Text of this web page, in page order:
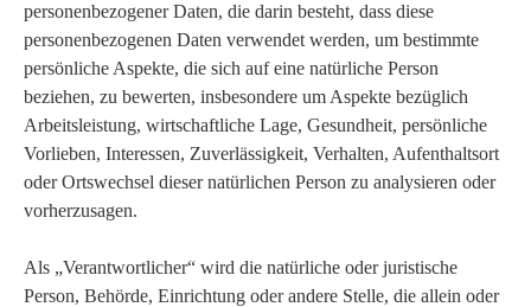
personenbezogener Daten, die darin besteht, dass diese
personenbezogenen Daten verwendet werden, um bestimmte
persönliche Aspekte, die sich auf eine natürliche Person
beziehen, zu bewerten, insbesondere um Aspekte bezüglich
Arbeitsleistung, wirtschaftliche Lage, Gesundheit, persönliche
Vorlieben, Interessen, Zuverlässigkeit, Verhalten, Aufenthaltsort
oder Ortswechsel dieser natürlichen Person zu analysieren oder
vorherzusagen.
Als „Verantwortlicher“ wird die natürliche oder juristische
Person, Behörde, Einrichtung oder andere Stelle, die allein oder